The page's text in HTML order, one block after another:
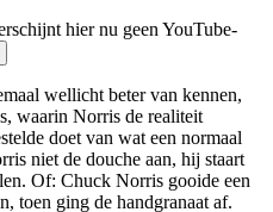
hier nu geen YouTube-
wellicht beter van kennen,
waarin Norris de realiteit
doet van wat een normaal
niet de douche aan, hij staart
Of: Chuck Norris gooide een
toen ging de handgranaat af.